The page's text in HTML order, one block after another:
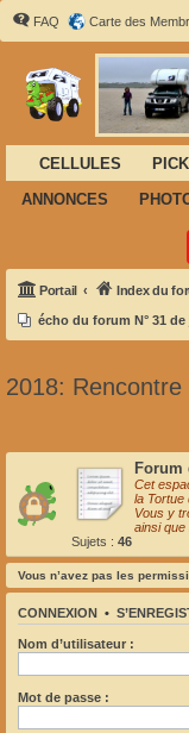
FAQ Carte des
CELLULES
ANNONCES
Portail Index du
écho du forum N° 31
2018:
Forum
Cet
la Tortue
Vous y
ainsi que
Sujets : 46
Vous n’avez pas les
CONNEXION •
Nom d’utilisateur :
Mot de passe :